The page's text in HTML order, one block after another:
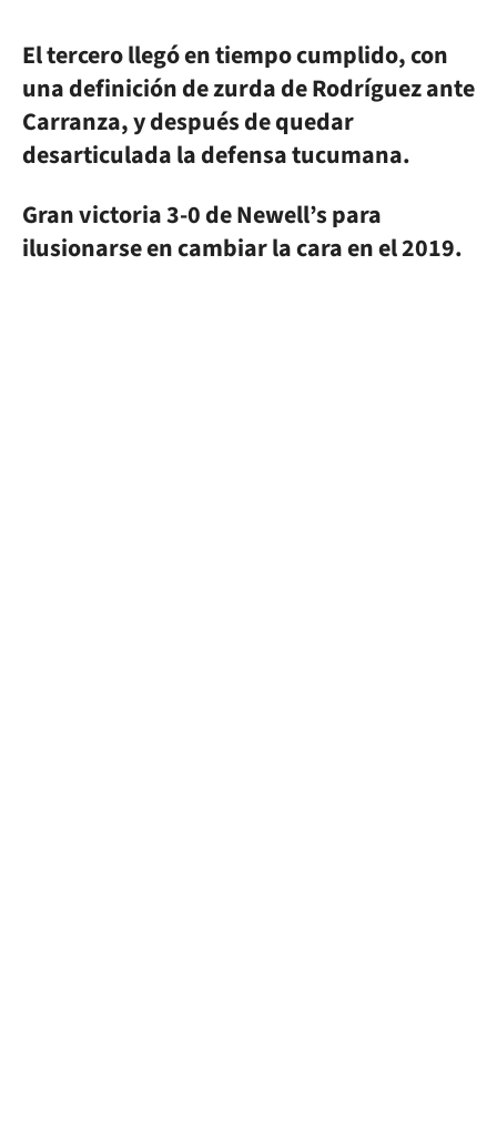
El tercero llegó en tiempo cumplido, con
una definición de zurda de Rodríguez ante
Carranza, y después de quedar
desarticulada la defensa tucumana.
Gran victoria 3-0 de Newell’s para
ilusionarse en cambiar la cara en el 2019.